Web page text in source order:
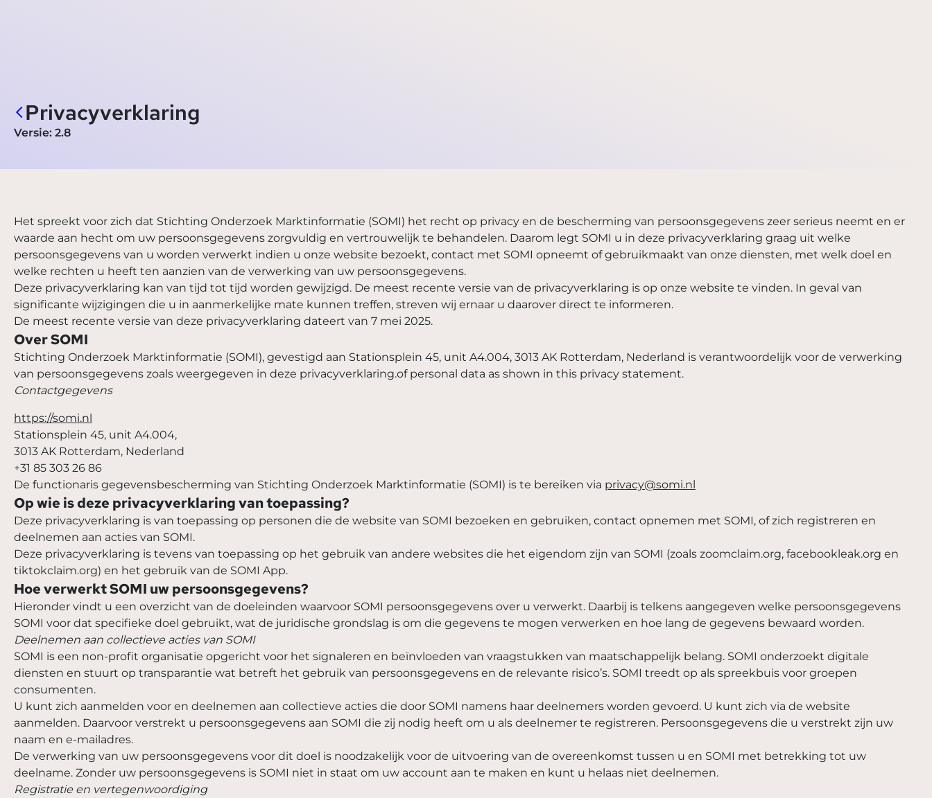
Privacyverklaring
Versie: 2.8
Het spreekt voor zich dat Stichting Onderzoek Marktinformatie (SOMI) het recht op privacy en de bescherming van persoonsgegevens zeer serieus neemt en er
waarde aan hecht om uw persoonsgegevens zorgvuldig en vertrouwelijk te behandelen. Daarom legt SOMI u in deze privacyverklaring graag uit welke
persoonsgegevens van u worden verwerkt indien u onze website bezoekt, contact met SOMI opneemt of gebruikmaakt van onze diensten, met welk doel en
welke rechten u heeft ten aanzien van de verwerking van uw persoonsgegevens.
Deze privacyverklaring kan van tijd tot tijd worden gewijzigd. De meest recente versie van de privacyverklaring is op onze website te vinden. In geval van
significante wijzigingen die u in aanmerkelijke mate kunnen treffen, streven wij ernaar u daarover direct te informeren.
De meest recente versie van deze privacyverklaring dateert van 7 mei 2025.
Over SOMI
Stichting Onderzoek Marktinformatie (SOMI), gevestigd aan Stationsplein 45, unit A4.004, 3013 AK Rotterdam, Nederland is verantwoordelijk voor de verwerking
van persoonsgegevens zoals weergegeven in deze privacyverklaring.of personal data as shown in this privacy statement.
Contactgegevens
https://somi.nl
Stationsplein 45, unit A4.004,
3013 AK Rotterdam, Nederland
+31 85 303 26 86
De functionaris gegevensbescherming van Stichting Onderzoek Marktinformatie (SOMI) is te bereiken via privacy@somi.nl
Op wie is deze privacyverklaring van toepassing?
Deze privacyverklaring is van toepassing op personen die de website van SOMI bezoeken en gebruiken, contact opnemen met SOMI, of zich registreren en
deelnemen aan acties van SOMI.
Deze privacyverklaring is tevens van toepassing op het gebruik van andere websites die het eigendom zijn van SOMI (zoals zoomclaim.org, facebookleak.org en
tiktokclaim.org) en het gebruik van de SOMI App.
Hoe verwerkt SOMI uw persoonsgegevens?
Hieronder vindt u een overzicht van de doeleinden waarvoor SOMI persoonsgegevens over u verwerkt. Daarbij is telkens aangegeven welke persoonsgegevens
SOMI voor dat specifieke doel gebruikt, wat de juridische grondslag is om die gegevens te mogen verwerken en hoe lang de gegevens bewaard worden.
Deelnemen aan collectieve acties van SOMI
SOMI is een non-profit organisatie opgericht voor het signaleren en beïnvloeden van vraagstukken van maatschappelijk belang. SOMI onderzoekt digitale
diensten en stuurt op transparantie wat betreft het gebruik van persoonsgegevens en de relevante risico’s. SOMI treedt op als spreekbuis voor groepen
consumenten.
U kunt zich aanmelden voor en deelnemen aan collectieve acties die door SOMI namens haar deelnemers worden gevoerd. U kunt zich via de website
aanmelden. Daarvoor verstrekt u persoonsgegevens aan SOMI die zij nodig heeft om u als deelnemer te registreren. Persoonsgegevens die u verstrekt zijn uw
naam en e-mailadres.
De verwerking van uw persoonsgegevens voor dit doel is noodzakelijk voor de uitvoering van de overeenkomst tussen u en SOMI met betrekking tot uw
deelname. Zonder uw persoonsgegevens is SOMI niet in staat om uw account aan te maken en kunt u helaas niet deelnemen.
Registratie en vertegenwoordiging